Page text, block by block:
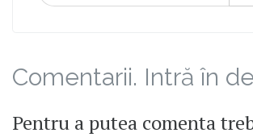
Comentarii. Intră în
Pentru a putea comenta